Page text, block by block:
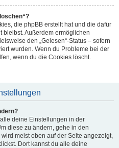
die phpBB erstellt hat und die dafür
bleibst. Außerdem ermöglichen
den „Gelesen“-Status – sofern
wurden. Wenn du Probleme bei der
wenn du die Cookies löscht.
deine Einstellungen in der
diese zu ändern, gehe in den
meist oben auf der Seite angezeigt,
Dort kannst du alle deine